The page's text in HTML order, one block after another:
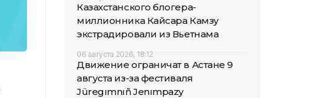
Казахстанского блогера-
миллионника Кайсара Камзу
экстрадировали из Вьетнама
06 августа 2026, 18:12
Движение ограничат в Астане 9
августа из-за фестиваля
Jüregımnıñ Jenımpazy